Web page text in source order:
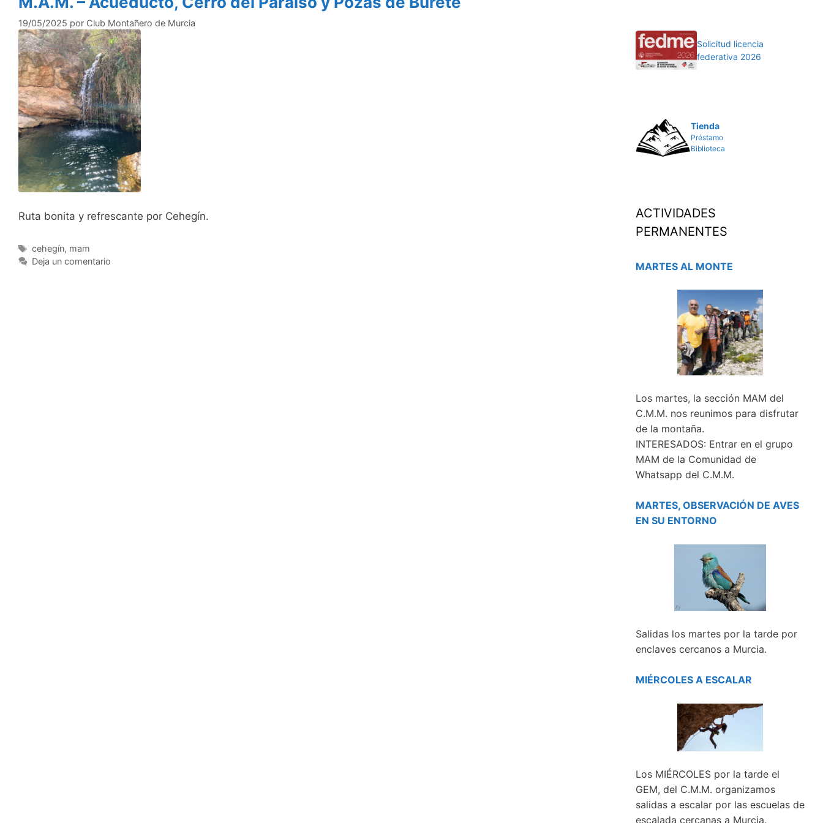
19/05/2025 por Club Montañero de Murcia
Ruta bonita y refrescante por Cehegín.
Etiquetas
cehegín, mam
Deja un comentario
Solicitud licencia
federativa 2026
Tienda
Préstamo
Biblioteca
ACTIVIDADES
PERMANENTES
MARTES AL MONTE
Los martes, la sección MAM del
C.M.M. nos reunimos para disfrutar
de la montaña.
INTERESADOS: Entrar en el grupo
MAM de la Comunidad de
Whatsapp del C.M.M.
MARTES, OBSERVACIÓN DE AVES
EN SU ENTORNO
Salidas los martes por la tarde por
enclaves cercanos a Murcia.
MIÉRCOLES A ESCALAR
Los MIÉRCOLES por la tarde el
GEM, del C.M.M. organizamos
salidas a escalar por las escuelas de
escalada cercanas a Murcia.